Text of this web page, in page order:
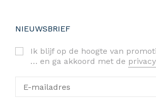
NIEUWSBRIEF
Ik blijf op de hoogte van
… en ga akkoord met de